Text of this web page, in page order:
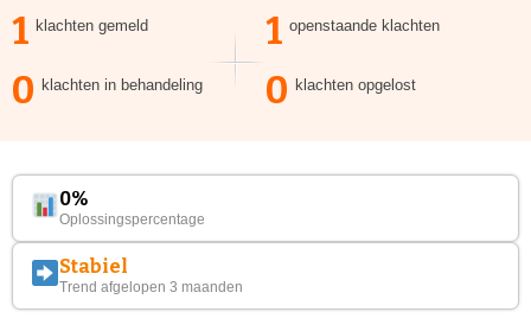
1 klachten gemeld 1 openstaande klachten
0 klachten in behandeling 0 klachten opgelost
0%
Oplossingspercentage
Stabiel
Trend afgelopen 3 maanden